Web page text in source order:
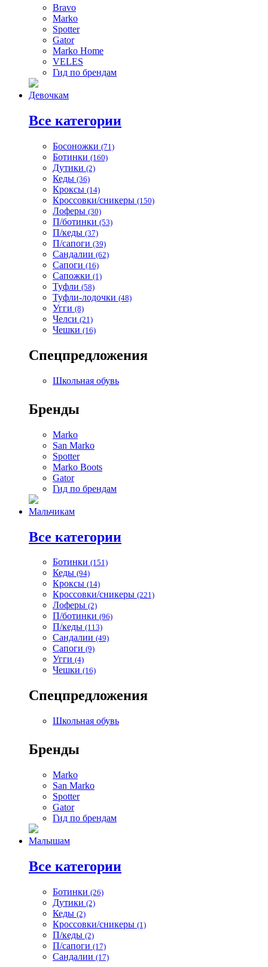
Bravo
Marko
Spotter
Gator
Marko Home
VELES
Гид по брендам
Девочкам
Все категории
Босоножки (71)
Ботинки (160)
Дутики (2)
Кеды (36)
Кроксы (14)
Кроссовки/сникеры (150)
Лоферы (30)
П/ботинки (53)
П/кеды (37)
П/сапоги (39)
Сандалии (62)
Сапоги (16)
Сапожки (1)
Туфли (58)
Туфли-лодочки (48)
Угги (8)
Челси (21)
Чешки (16)
Спецпредложения
Школьная обувь
Бренды
Marko
San Marko
Spotter
Marko Boots
Gator
Гид по брендам
Мальчикам
Все категории
Ботинки (151)
Кеды (94)
Кроксы (14)
Кроссовки/сникеры (221)
Лоферы (2)
П/ботинки (96)
П/кеды (113)
Сандалии (49)
Сапоги (9)
Угги (4)
Чешки (16)
Спецпредложения
Школьная обувь
Бренды
Marko
San Marko
Spotter
Gator
Гид по брендам
Малышам
Все категории
Ботинки (26)
Дутики (2)
Кеды (2)
Кроссовки/сникеры (1)
П/кеды (2)
П/сапоги (17)
Сандалии (17)